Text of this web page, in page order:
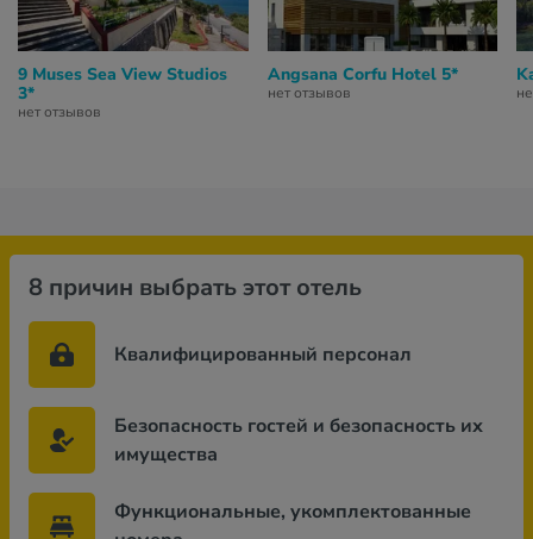
9 Muses Sea View Studios
3*
нет отзывов
Angsana Corfu Hotel 5*
нет отзывов
8 причин выбрать этот отель
Квалифицированный персонал
Безопасность гостей и безопасность их
имущества
Функциональные, укомплектованные